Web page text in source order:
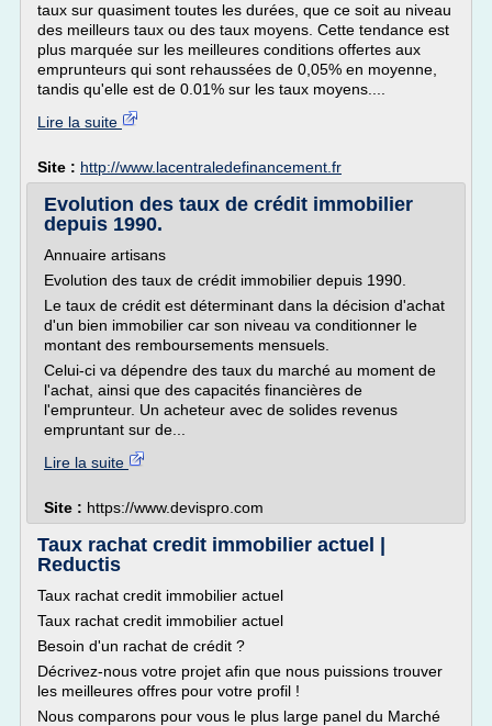
taux sur quasiment toutes les durées, que ce soit au niveau
des meilleurs taux ou des taux moyens. Cette tendance est
plus marquée sur les meilleures conditions offertes aux
emprunteurs qui sont rehaussées de 0,05% en moyenne,
tandis qu'elle est de 0.01% sur les taux moyens....
Lire la suite
Site : http://www.lacentraledefinancement.fr
Evolution des taux de crédit immobilier
depuis 1990.
Annuaire artisans
Evolution des taux de crédit immobilier depuis 1990.
Le taux de crédit est déterminant dans la décision d'achat
d'un bien immobilier car son niveau va conditionner le
montant des remboursements mensuels.
Celui-ci va dépendre des taux du marché au moment de
l'achat, ainsi que des capacités financières de
l'emprunteur. Un acheteur avec de solides revenus
empruntant sur de...
Lire la suite
Site : https://www.devispro.com
Taux rachat credit immobilier actuel |
Reductis
Taux rachat credit immobilier actuel
Taux rachat credit immobilier actuel
Besoin d'un rachat de crédit ?
Décrivez-nous votre projet afin que nous puissions trouver
les meilleures offres pour votre profil !
Nous comparons pour vous le plus large panel du Marché